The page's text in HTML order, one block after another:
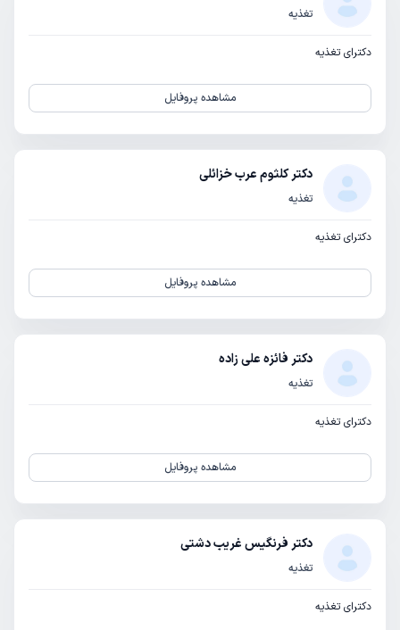
تغذیه
دکترای تغذیه
مشاهده پروفایل
دکتر کلثوم عرب خزائلی
تغذیه
دکترای تغذیه
مشاهده پروفایل
دکتر فائزه علی زاده
تغذیه
دکترای تغذیه
مشاهده پروفایل
دکتر فرنگیس غریب دشتی
تغذیه
دکترای تغذیه